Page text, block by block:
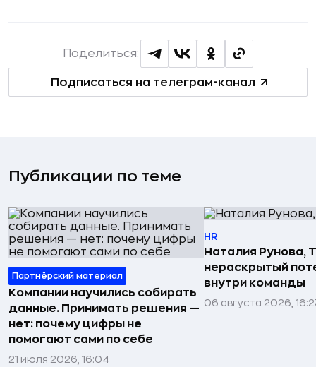
Подписаться на телеграм-канал
Поделиться:
Публикации по теме
Партнёрский материал
Компании научились собирать
данные. Принимать решения —
нет: почему цифры не
помогают сами по себе
21 июля 2026, 16:04
HR
Наталия Рунова,
нераскрытый
внутри команды
06 августа 2026,